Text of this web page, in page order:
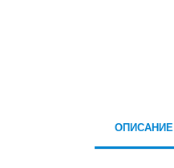
ОПИСАНИЕ